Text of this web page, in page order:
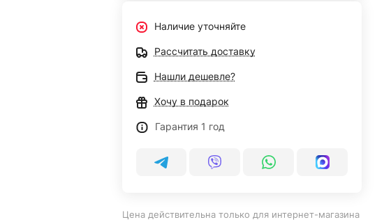
Наличие уточняйте
Рассчитать доставку
Нашли дешевле?
Хочу в подарок
Гарантия 1 год
Цена действительна только для интернет-магазина